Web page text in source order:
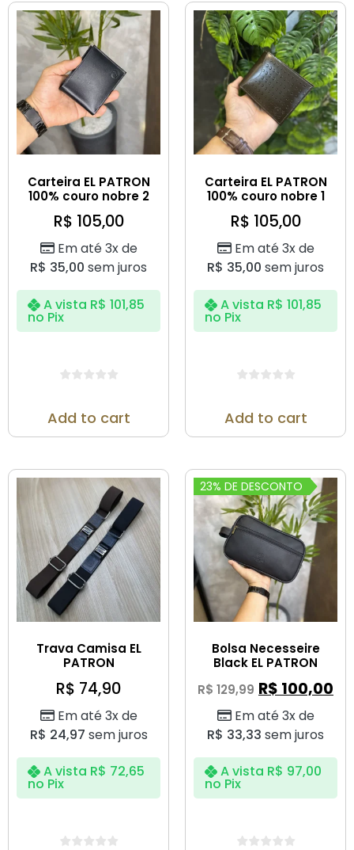
Carteira EL PATRON
100% couro nobre 2
R$ 105,00
Em até 3x de
R$ 35,00 sem juros
A vista R$ 101,85
no Pix
Add to cart
Carteira EL PATRON
100% couro nobre 1
R$ 105,00
Em até 3x de
R$ 35,00 sem juros
A vista R$ 101,85
no Pix
Add to cart
Trava Camisa EL
PATRON
R$ 74,90
Em até 3x de
R$ 24,97 sem juros
A vista R$ 72,65
no Pix
23% DE DESCONTO
Bolsa Necesseire
Black EL PATRON
R$ 129,99 R$ 100,00
Em até 3x de
R$ 33,33 sem juros
A vista R$ 97,00
no Pix